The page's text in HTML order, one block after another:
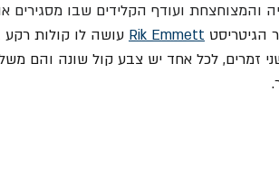
והמצוחצחת ועודף הקלידים שבו מסגירים
Rik Emmett עושה לו קולות
זמרים, לכל אחד יש צבע קול שונה והם